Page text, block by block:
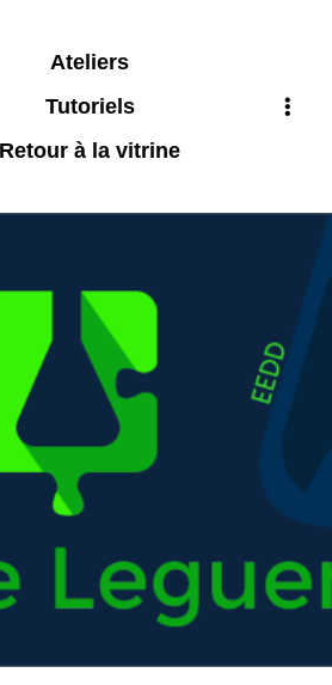
Ateliers
Tutoriels
Retour à la vitrine